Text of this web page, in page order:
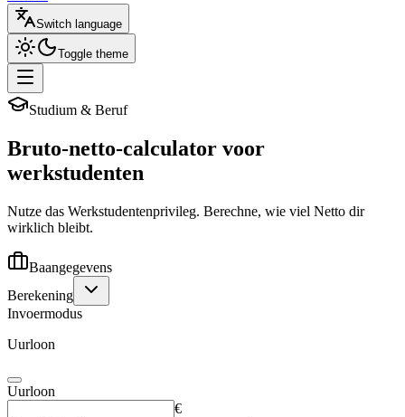
Switch language
Toggle theme
Studium & Beruf
Bruto-netto-calculator voor
werkstudenten
Nutze das Werkstudentenprivileg. Berechne, wie viel Netto dir
wirklich bleibt.
Baangegevens
Berekening
Invoermodus
Uurloon
Uurloon
€